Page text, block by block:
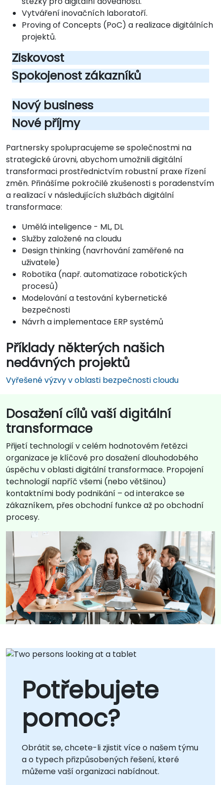
Vytváření inovačních laboratoří.
Proving of Concepts (PoC) a realizace digitálních
projektů.
Ziskovost
Spokojenost zákazníků
Nový business
Nové příjmy
Partnersky spolupracujeme se společnostmi na
strategické úrovni, abychom umožnili digitální
transformaci prostřednictvím robustní praxe řízení
změn. Přinášíme pokročilé zkušenosti s poradenstvím
a realizací v následujících službách digitální
transformace:
Umělá inteligence - ML, DL
Služby založené na cloudu
Design thinking (navrhování zaměřené na
uživatele)
Robotika (např. automatizace robotických
procesů)
Modelování a testování kybernetické
bezpečnosti
Návrh a implementace ERP systémů
Příklady některých našich
nedávných projektů
Vyřešené výzvy v oblasti bezpečnosti cloudu
Dosažení cílů vaší digitální
transformace
Přijetí technologií v celém hodnotovém řetězci
organizace je klíčové pro dosažení dlouhodobého
úspěchu v oblasti digitální transformace. Propojení
technologií napříč všemi (nebo většinou)
kontaktními body podnikání – od interakce se
zákazníkem, přes obchodní funkce až po obchodní
procesy.
Potřebujete
pomoc?
Obrátit se, chcete-li zjistit více o našem týmu
a o typech přizpůsobených řešení, které
můžeme vaší organizaci nabídnout.